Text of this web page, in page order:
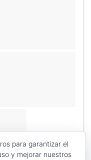
para garantizar el
y mejorar nuestros